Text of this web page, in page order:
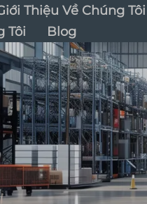
Thiệu Về Chúng Tôi
Tôi
Blog